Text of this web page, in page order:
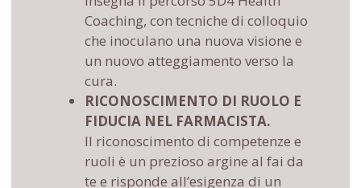
Coaching, con tecniche di colloquio
che inoculano una nuova visione e
un nuovo atteggiamento verso la
cura.
RICONOSCIMENTO DI RUOLO E
FIDUCIA NEL FARMACISTA.
Il riconoscimento di competenze e
ruoli è un prezioso argine al fai da
te e risponde all’esigenza di un